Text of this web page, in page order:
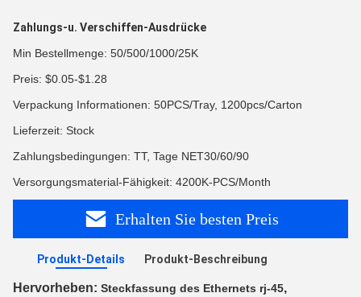
Zahlungs-u. Verschiffen-Ausdrücke
Min Bestellmenge: 50/500/1000/25K
Preis: $0.05-$1.28
Verpackung Informationen: 50PCS/Tray, 1200pcs/Carton
Lieferzeit: Stock
Zahlungsbedingungen: TT, Tage NET30/60/90
Versorgungsmaterial-Fähigkeit: 4200K-PCS/Month
Erhalten Sie besten Preis
Produkt-Details Produkt-Beschreibung
Hervorheben: Steckfassung des Ethernets rj-45,